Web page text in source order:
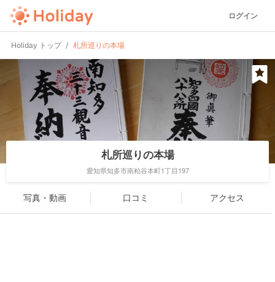
ログイン
Holiday トップ 札所巡りの本場
札所巡りの本場
愛知県知多市南粕谷本町1丁目197
写真・動画 口コミ アクセス